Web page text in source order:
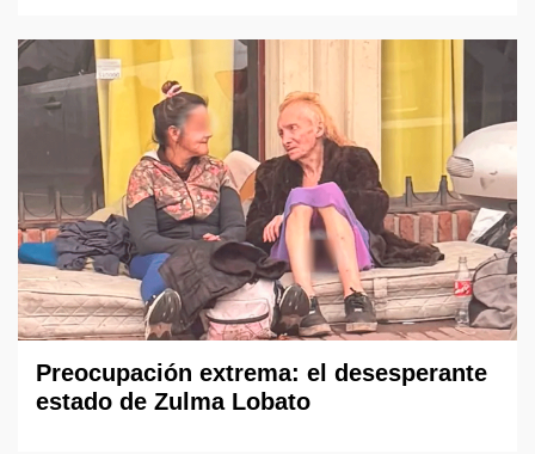
Preocupación extrema: el desesperante
estado de Zulma Lobato